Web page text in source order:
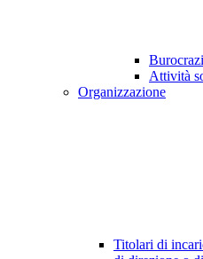
Attività
Organizzazione
Titolari di